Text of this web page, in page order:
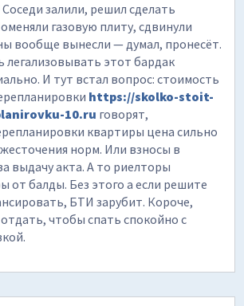
залили, решил сделать
газовую плиту, сдвинули
вообще вынесли — думал, пронесёт.
этот бардак
И тут встал вопрос: стоимость
https://skolko-stoit-
10.ru говорят,
квартиры цена сильно
норм. Или взносы в
выдачу акта. А то риелторы
от балды. Без этого а если решите
БТИ зарубит. Короче,
чтобы спать спокойно с